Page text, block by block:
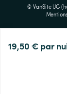
19,50 € par
© VanSite UG